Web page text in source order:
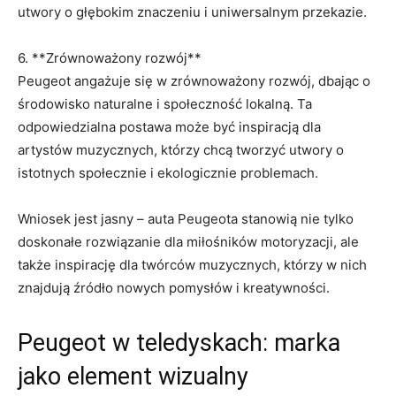
utwory⁤ o głębokim znaczeniu i uniwersalnym przekazie.
6. **Zrównoważony rozwój**
Peugeot angażuje się w zrównoważony rozwój, dbając o
środowisko naturalne i społeczność lokalną. Ta
odpowiedzialna postawa ‍może być inspiracją dla
artystów muzycznych, którzy chcą⁣ tworzyć utwory o
istotnych społecznie i ekologicznie problemach.
Wniosek jest jasny – auta Peugeota stanowią nie tylko
doskonałe rozwiązanie dla miłośników motoryzacji, ale
także inspirację dla twórców muzycznych, którzy w nich
znajdują źródło nowych pomysłów i kreatywności.
Peugeot ​w teledyskach: marka
jako element wizualny